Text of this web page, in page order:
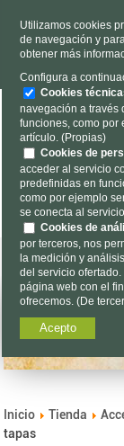
Dónde
Inicio Tienda
tapas
Utilizamos cookies
de navegación y
obtener más
Configura a
Cookies
navegación a través
funciones, como por
artículo. (Propias)
Cookies de
acceder al servicio
predefinidas en
como por ejemplo
se conecta al
Cookies de
por terceros, nos
la medición y
del servicio
página web con el
ofrecemos. (De
Acepto